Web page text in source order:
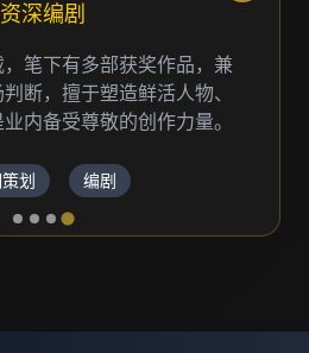
创意总监
年影视制作经验，曾执导
片和纪录片，擅长品牌故
视觉创意表达。
划 导演